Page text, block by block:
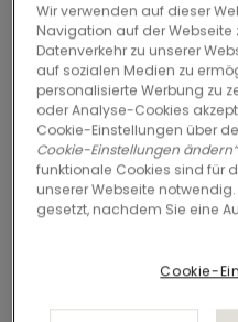
Wir verwenden auf dieser
Navigation auf der Webseite
Datenverkehr zu unserer
auf sozialen Medien zu
personalisierte Werbung zu
oder Analyse-Cookies
Cookie-Einstellungen über
Cookie-Einstellungen ändern“
funktionale Cookies sind für
unserer Webseite
gesetzt, nachdem Sie eine
Cookie-